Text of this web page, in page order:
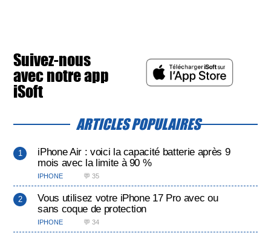
Suivez-nous
avec notre app
iSoft
ARTICLES POPULAIRES
iPhone Air : voici la capacité batterie après 9
mois avec la limite à 90 %
IPHONE 💬 35
Vous utilisez votre iPhone 17 Pro avec ou
sans coque de protection
IPHONE 💬 34